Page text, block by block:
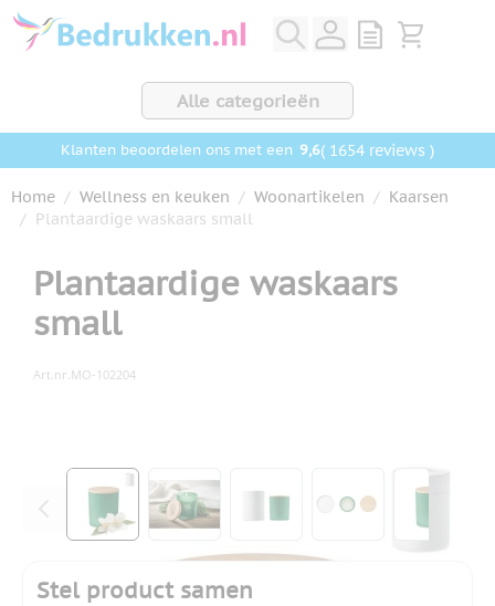
Ga naar de inhoud
View quote,
Bekijk
Alle categorieën
Klanten beoordelen ons met een 9,6( 1654 reviews )
Home / Wellness en keuken / Woonartikelen / Kaarsen
/ Plantaardige waskaars small
Plantaardige waskaars
small
Art.nr. MO-102204
View larger imageView larger image
Stel product samen